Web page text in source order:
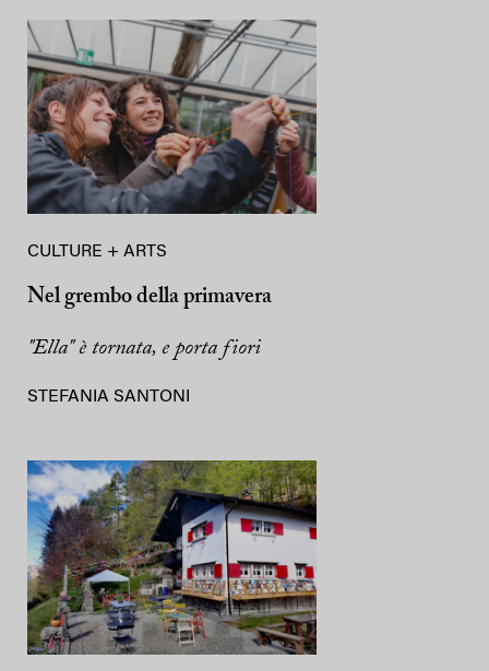
CULTURE + ARTS
Nel grembo della primavera
"Ella" è tornata, e porta fiori
STEFANIA SANTONI